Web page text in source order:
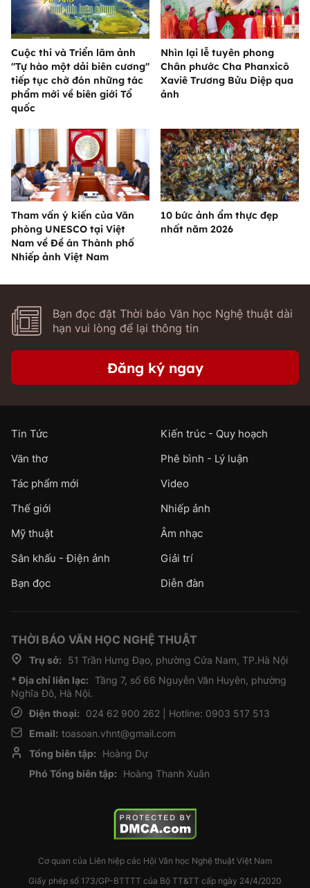
Cuộc thi và Triển lãm ảnh
"Tự hào một dải biên cương"
tiếp tục chờ đón những tác
phẩm mới về biên giới Tổ
quốc
Nhìn lại lễ tuyên phong
Chân phước Cha Phanxicô
Xaviê Trương Bửu Diệp qua
ảnh
Tham vấn ý kiến của Văn
phòng UNESCO tại Việt
Nam về Đề án Thành phố
Nhiếp ảnh Việt Nam
10 bức ảnh ẩm thực đẹp
nhất năm 2026
Bạn đọc đặt Thời báo Văn học Nghệ thuật dài
hạn vui lòng để lại thông tin
Đăng ký ngay
Tin Tức
Kiến trúc - Quy hoạch
Văn thơ
Phê bình - Lý luận
Tác phẩm mới
Video
Thế giới
Nhiếp ảnh
Mỹ thuật
Âm nhạc
Sân khấu - Điện ảnh
Giải trí
Bạn đọc
Diễn đàn
THỜI BÁO VĂN HỌC NGHỆ THUẬT
Trụ sở:
51 Trần Hưng Đạo, phường Cửa Nam, TP.Hà Nội
* Địa chỉ liên lạc: Tầng 7, số 66 Nguyễn Văn Huyên, phường
Nghĩa Đô, Hà Nội.
Điện thoại:
024 62 900 262 | Hotline: 0903 517 513
Email: toasoan.vhnt@gmail.com
Tổng biên tập:
Hoàng Dự
Phó Tổng biên tập:
Hoàng Thanh Xuân
Cơ quan của Liên hiệp các Hội Văn học Nghệ thuật Việt Nam
Giấy phép số 173/GP-BTTTT của Bộ TT&TT cấp ngày 24/4/2020